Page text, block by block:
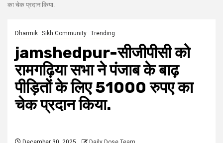
का चेक प्रदान किया.
Dharmik Sikh Community Trending
jamshedpur-सीजीपीसी को
रामगढ़िया सभा ने पंजाब के बाढ़
पीड़ितों के लिए 51000 रुपए का
चेक प्रदान किया.